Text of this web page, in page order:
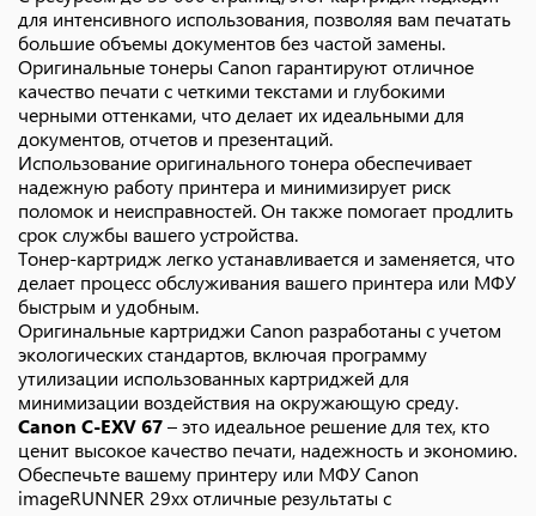
для интенсивного использования, позволяя вам печатать
большие объемы документов без частой замены.
Оригинальные тонеры Canon гарантируют отличное
качество печати с четкими текстами и глубокими
черными оттенками, что делает их идеальными для
документов, отчетов и презентаций.
Использование оригинального тонера обеспечивает
надежную работу принтера и минимизирует риск
поломок и неисправностей. Он также помогает продлить
срок службы вашего устройства.
Тонер-картридж легко устанавливается и заменяется, что
делает процесс обслуживания вашего принтера или МФУ
быстрым и удобным.
Оригинальные картриджи Canon разработаны с учетом
экологических стандартов, включая программу
утилизации использованных картриджей для
минимизации воздействия на окружающую среду.
Canon C-EXV 67– это идеальное решение для тех, кто
ценит высокое качество печати, надежность и экономию.
Обеспечьте вашему принтеру или МФУ Canon
imageRUNNER 29xx отличные результаты с